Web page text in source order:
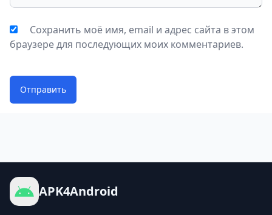
Сохранить моё имя, email и адрес сайта в этом
браузере для последующих моих комментариев.
Отправить
APK4Android